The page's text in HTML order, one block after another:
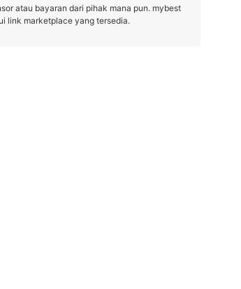
atau bayaran dari pihak mana pun. mybest
link marketplace yang tersedia.